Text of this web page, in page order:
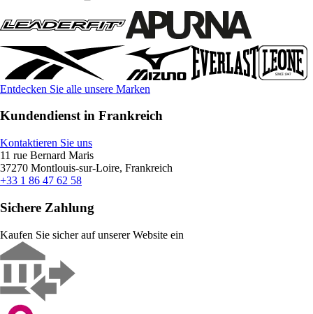
Entdecken Sie alle unsere Marken
Kundendienst in Frankreich
Kontaktieren Sie uns
11 rue Bernard Maris
37270 Montlouis-sur-Loire, Frankreich
+33 1 86 47 62 58
Sichere Zahlung
Kaufen Sie sicher auf unserer Website ein